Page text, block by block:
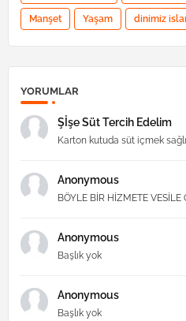
Manşet Yaşam dinimiz
YORUMLAR
Şİşe Süt Tercih Edelim
Karton kutuda süt içmek
Anonymous
BÖYLE BİR HİZMETE
Anonymous
Başlık yok
Anonymous
Başlık yok